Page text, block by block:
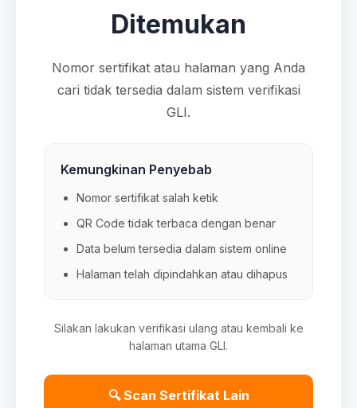
Ditemukan
Nomor sertifikat atau halaman yang Anda
cari tidak tersedia dalam sistem verifikasi
GLI.
Kemungkinan Penyebab
Nomor sertifikat salah ketik
QR Code tidak terbaca dengan benar
Data belum tersedia dalam sistem online
Halaman telah dipindahkan atau dihapus
Silakan lakukan verifikasi ulang atau kembali ke
halaman utama GLI.
🔍 Scan Sertifikat Lain